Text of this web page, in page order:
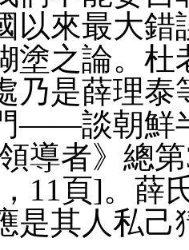
以來最大錯
塗之論。杜
乃是薛理泰
——談朝鮮
導者》總
，11頁]。薛
是其人私己